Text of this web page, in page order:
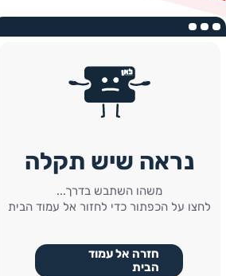
נראה שיש תקלה
משהו השתבש בדרך...
לחצו על הכפתור כדי לחזור אל עמוד הבית
חזרה אל עמוד
הבית